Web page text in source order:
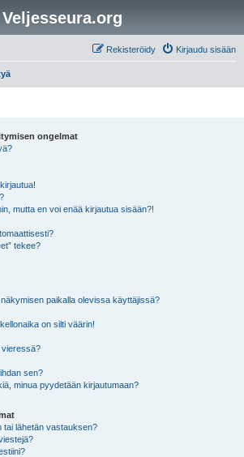
Veljesseura.org
Kirjaudu sisään
Rekisteröidy
ongelmat
mutta en voi enää kirjautua sisään?!
tekee?
paikalla olevissa käyttäjissä?
on silti väärin!
vieressä?
sen?
minua pyydetään kirjautumaan?
tai lähetän vastauksen?